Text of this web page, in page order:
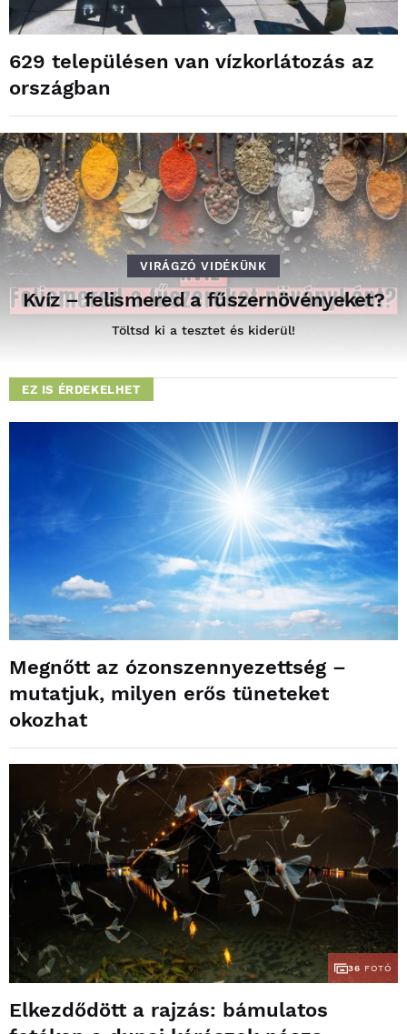
629 településen van vízkorlátozás az
országban
VIRÁGZÓ VIDÉKÜNK
Kvíz – felismered a fűszernövényeket?
Töltsd ki a tesztet és kiderül!
EZ IS ÉRDEKELHET
Megnőtt az ózonszennyezettség –
mutatjuk, milyen erős tüneteket
okozhat
36 FOTÓ
Elkezdődött a rajzás: bámulatos